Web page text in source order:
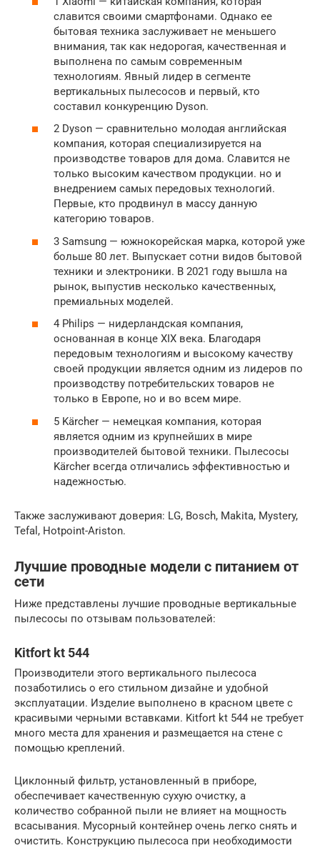
славится своими смартфонами. Однако ее
бытовая техника заслуживает не меньшего
внимания, так как недорогая, качественная и
выполнена по самым современным
технологиям. Явный лидер в сегменте
вертикальных пылесосов и первый, кто
составил конкуренцию Dyson.
2 Dyson — сравнительно молодая английская
компания, которая специализируется на
производстве товаров для дома. Славится не
только высоким качеством продукции. но и
внедрением самых передовых технологий.
Первые, кто продвинул в массу данную
категорию товаров.
3 Samsung — южнокорейская марка, которой уже
больше 80 лет. Выпускает сотни видов бытовой
техники и электроники. В 2021 году вышла на
рынок, выпустив несколько качественных,
премиальных моделей.
4 Philips — нидерландская компания,
основанная в конце XIX века. Благодаря
передовым технологиям и высокому качеству
своей продукции является одним из лидеров по
производству потребительских товаров не
только в Европе, но и во всем мире.
5 Kärcher — немецкая компания, которая
является одним из крупнейших в мире
производителей бытовой техники. Пылесосы
Kärcher всегда отличались эффективностью и
надежностью.
Также заслуживают доверия: LG, Bosch, Makita, Mystery,
Tefal, Hotpoint-Ariston.
Лучшие проводные модели с питанием от
сети
Ниже представлены лучшие проводные вертикальные
пылесосы по отзывам пользователей:
Kitfort kt 544
Производители этого вертикального пылесоса
позаботились о его стильном дизайне и удобной
эксплуатации. Изделие выполнено в красном цвете с
красивыми черными вставками. Kitfort kt 544 не требует
много места для хранения и размещается на стене с
помощью креплений.
Циклонный фильтр, установленный в приборе,
обеспечивает качественную сухую очистку, а
количество собранной пыли не влияет на мощность
всасывания. Мусорный контейнер очень легко снять и
очистить. Конструкцию пылесоса при необходимости